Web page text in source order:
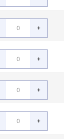
+
+
+
+